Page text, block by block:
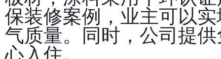
保装修案例，业主可以
气质量。同时，公司提
心入住。